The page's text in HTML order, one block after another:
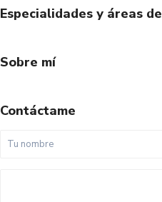
Especialidades y áreas
Sobre mí
Contáctame